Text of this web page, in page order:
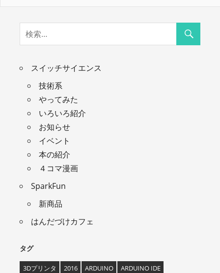
スイッチサイエンス
技術系
やってみた
いろいろ紹介
お知らせ
イベント
本の紹介
４コマ漫画
SparkFun
新商品
はんだづけカフェ
タグ
3Dプリンタ 2016 ARDUINO
ARDUINO IDE